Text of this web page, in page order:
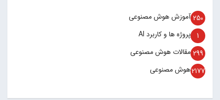
آموزش هوش مصنوعی 250
پروژه ها و کاربرد AI 1
مقالات هوش مصنوعی 299
هوش مصنوعی2177